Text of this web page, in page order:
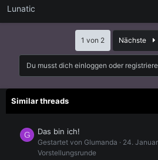
Lunatic
1 von 2 Nächste
Du musst dich einloggen oder
Similar threads
G Das bin ich!
Gestartet von Glumanda 24.
Vorstellungsrunde